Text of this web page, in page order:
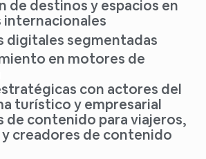
de destinos y espacios en
internacionales
digitales segmentadas
en motores de
con actores del
turístico y empresarial
de contenido para viajeros,
y creadores de contenido